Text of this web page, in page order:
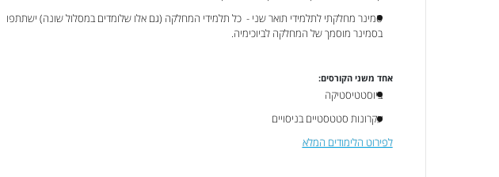
סמינר מחלקתי לתלמידי תואר שני - כל תלמידי המחלקה (גם אלו שלומדים במסלול שונה) ישתתפו
בסמינר מוסמך של המחלקה לביוכימיה.
אחד משני הקורסים:
ביוסטטיסטיקה
עקרונות סטטסטיים בניסויים
לפירוט הלימודים המלא